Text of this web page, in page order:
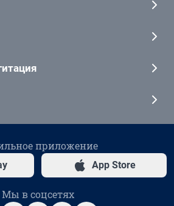
приложение
App Store
Мы в соцсетях